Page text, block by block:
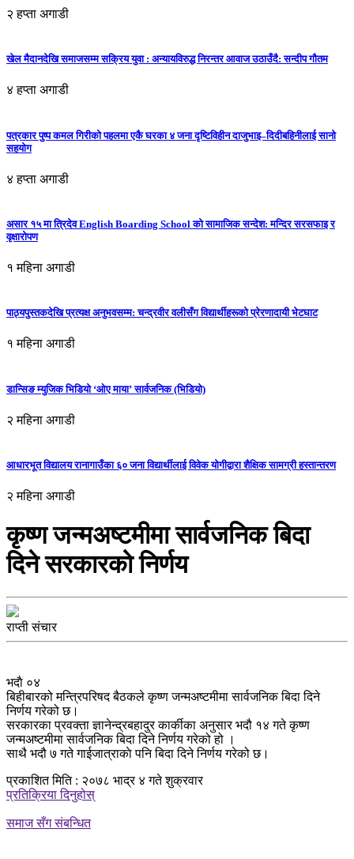
२ हप्ता अगाडी
खेल मैदानदेखि समाजसम्म सक्रिय युवा : अन्यायविरुद्ध निरन्तर आवाज उठाउँदै: सन्दीप गौतम
४ हप्ता अगाडी
पत्रकार पुष्प कमल गिरीको पहलमा एकै घरका ४ जना दृष्टिविहीन दाजुभाइ–दिदीबहिनीलाई सानो
सहयोग
४ हप्ता अगाडी
असार १५ मा त्रिदेव English Boarding School को सामाजिक सन्देश: मन्दिर सरसफाइ र
वृक्षारोपण
१ महिना अगाडी
पाठ्यपुस्तकदेखि प्रत्यक्ष अनुभवसम्म: चन्द्रवीर वलीसँग विद्यार्थीहरूको प्रेरणादायी भेटघाट
१ महिना अगाडी
डान्सिङ म्युजिक भिडियो ‘ओए माया’ सार्वजनिक (भिडियो)
२ महिना अगाडी
आधारभूत विद्यालय रानागाउँका ६० जना विद्यार्थीलाई विवेक योगीद्वारा शैक्षिक सामग्री हस्तान्तरण
२ महिना अगाडी
कृष्ण जन्मअष्टमीमा सार्वजनिक बिदा
दिने सरकारको निर्णय
राप्ती संचार
भदाै ०४
बिहीबारको मन्त्रिपरिषद बैठकले कृष्ण जन्मअष्टमीमा सार्वजनिक बिदा दिने
निर्णय गरेको छ।
सरकारका प्रवक्ता ज्ञानेन्द्रबहादुर कार्कीका अनुसार भदौ १४ गते कृष्ण
जन्मअष्टमीमा सार्वजनिक बिदा दिने निर्णय गरेको हो ।
साथै भदौ ७ गते गाईजात्राकाे पनि बिदा दिने निर्णय गरेको छ।
प्रकाशित मिति : २०७८ भाद्र ४ गते शुक्रवार
प्रतिक्रिया दिनुहोस्
समाज सँग संबन्धित